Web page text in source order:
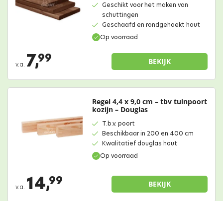
Op voorraad
Geschikt voor het maken van
schuttingen
Geschaafd en rondgehoekt hout
v.a. 7,99 BEKIJK
Op voorraad
Regel 4,4 x 9,0 cm – tbv tuinpoort
kozijn – Douglas
T.b.v. poort
Beschikbaar in 200 en 400 cm
Kwalitatief douglas hout
v.a. 14,99 BEKIJK